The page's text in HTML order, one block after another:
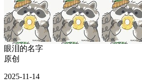
眼泪的名字
原创
2025-11-14